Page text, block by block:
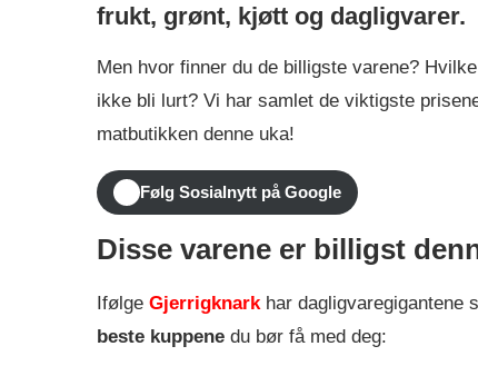
frukt, grønt, kjøtt og dagligvarer.
Men hvor finner du de billigste varene?
ikke bli lurt? Vi har samlet de viktigste
matbutikken denne uka!
Følg Sosialnytt på Google
Disse varene er billigst
Ifølge Gjerrigknark har dagligvaregigantene
beste kuppene du bør få med deg: